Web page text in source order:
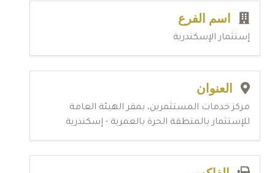
اسم الفرع
إستثمار الإسكندرية
العنوان
مركز خدمات المستثمرين، بمقر الهيئة العامة
للإستثمار بالمنطقة الحرة بالعمرية - إسكندرية